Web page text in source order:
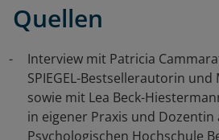
Quellen
Interview mit Patricia
SPIEGEL-Bestsellerautorin
sowie mit Lea Beck-
in eigener Praxis und Dozentin
Psychologischen Hochschule